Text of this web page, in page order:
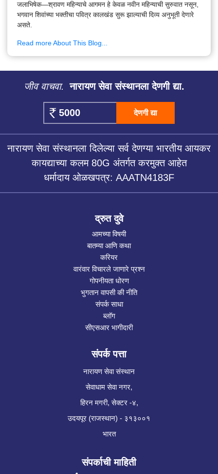
जलाभिषेक—श्रावण महिन्याचे आगमन हे केवळ नवीन महिन्याची सुरुवात नसून,
भगवान शिवांच्या भक्तीचा पवित्र कालखंड सुरू झाल्याची दिव्य अनुभूती देणारे
असते.
Read more About This Blog...
जीव वाचवा. नारायण सेवा संस्थानला देणगी द्या.
देणगी द्या
नारायण सेवा संस्थानला दिलेल्या सर्व देणग्या भारतीय आयकर
कायद्याच्या कलम 80G अंतर्गत करमुक्त आहेत
धर्मादाय ओळखपत्र: AAATN4183F
द्रुत दुवे
आमच्या विषयी
बातम्या आणि कथा
करियर
वारंवार विचारले जाणारे प्रश्न
गोपनीयता धोरण
भुगतान वापसी की नीति
संपर्क साधा
ब्लॉग
सीएसआर भागीदारी
संपर्क पत्ता
नारायण सेवा संस्थान
सेवाधाम सेवा नगर,
हिरन मगरी, सेक्टर -४,
उदयपूर (राजस्थान) - ३१३००१
भारत
संपर्काची माहिती